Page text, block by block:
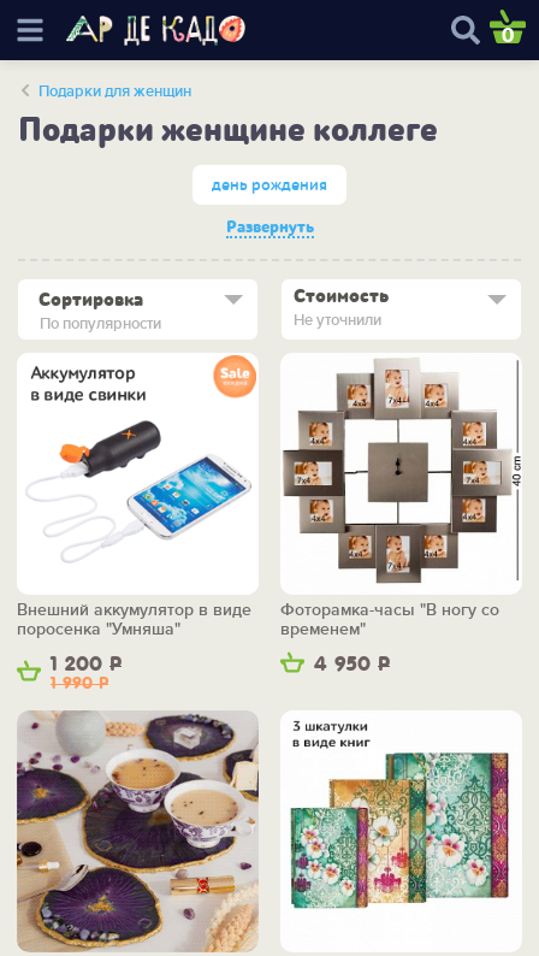
0
Подарки для женщин
Подарки женщине коллеге
день рождения
Развернуть
По популярности
Сортировка Стоимость
Не уточнили
1 200 Р
1 990Р
Внешний аккумулятор в виде
поросенка "Умняша"
4 950 Р
Фоторамка-часы "В ногу со
временем"